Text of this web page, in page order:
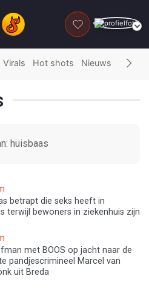
DONEER
Virals Hot shots Nieuws Fails
huisbaas
betrapt die seks heeft in
terwijl bewoners in ziekenhuis zijn
met BOOS op jacht naar de
pandjescrimineel Marcel van
uit Breda